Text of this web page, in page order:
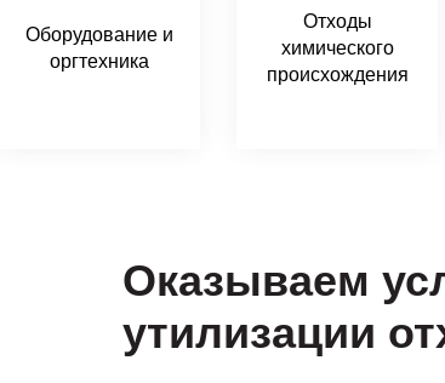
Оборудование и
оргтехника
Отходы
химического
происхождения
Оказываем
утилизации